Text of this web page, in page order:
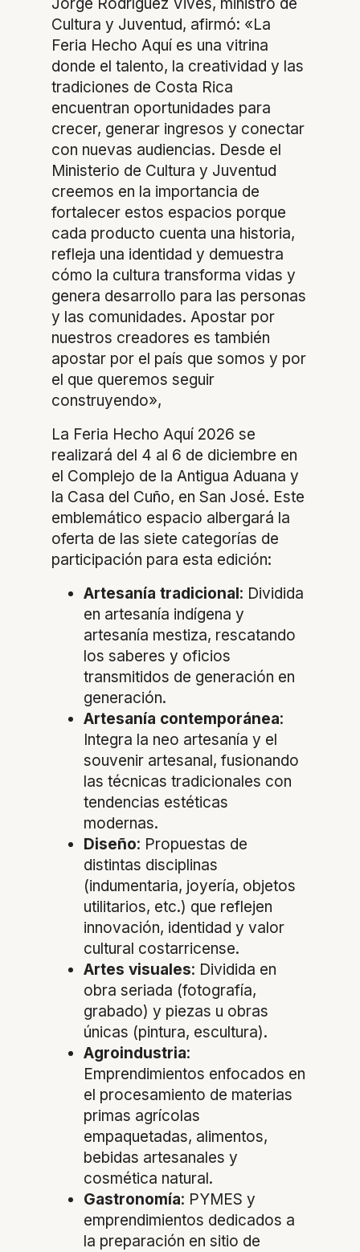
Cultura y Juventud, afirmó: «La
Feria Hecho Aquí es una vitrina
donde el talento, la creatividad y las
tradiciones de Costa Rica
encuentran oportunidades para
crecer, generar ingresos y conectar
con nuevas audiencias. Desde el
Ministerio de Cultura y Juventud
creemos en la importancia de
fortalecer estos espacios porque
cada producto cuenta una historia,
refleja una identidad y demuestra
cómo la cultura transforma vidas y
genera desarrollo para las personas
y las comunidades. Apostar por
nuestros creadores es también
apostar por el país que somos y por
el que queremos seguir
construyendo»,
La Feria Hecho Aquí 2026 se
realizará del 4 al 6 de diciembre en
el Complejo de la Antigua Aduana y
la Casa del Cuño, en San José. Este
emblemático espacio albergará la
oferta de las siete categorías de
participación para esta edición:
Artesanía tradicional: Dividida
en artesanía indígena y
artesanía mestiza, rescatando
los saberes y oficios
transmitidos de generación en
generación.
Artesanía contemporánea:
Integra la neo artesanía y el
souvenir artesanal, fusionando
las técnicas tradicionales con
tendencias estéticas
modernas.
Diseño: Propuestas de
distintas disciplinas
(indumentaria, joyería, objetos
utilitarios, etc.) que reflejen
innovación, identidad y valor
cultural costarricense.
Artes visuales: Dividida en
obra seriada (fotografía,
grabado) y piezas u obras
únicas (pintura, escultura).
Agroindustria:
Emprendimientos enfocados en
el procesamiento de materias
primas agrícolas
empaquetadas, alimentos,
bebidas artesanales y
cosmética natural.
Gastronomía: PYMES y
emprendimientos dedicados a
la preparación en sitio de